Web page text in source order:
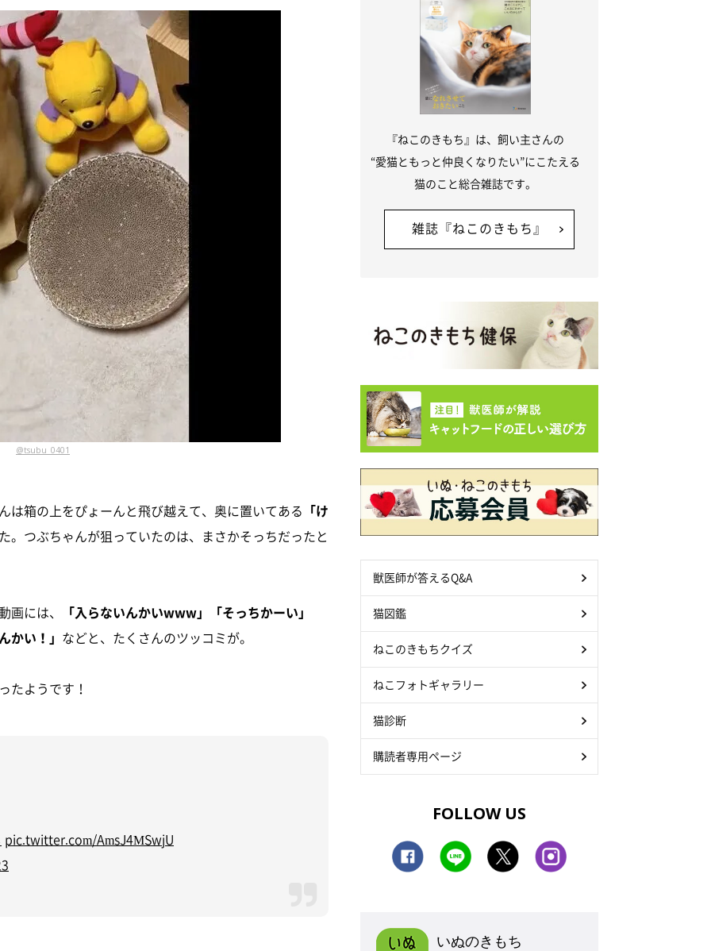
@tsubu_0401
箱の上をぴょーんと飛び越えて、奥に置いてある 「け
。つぶちゃんが狙っていたのは、まさかそっちだったと
画には、
「入らないんかいwww」「そっちかーい」
い！」 などと、たくさんのツッコミが。
たようです！
pic.twitter.com/AmsJ4MSwjU
『ねこのきもち』は、飼い主さんの
“愛猫ともっと仲良くなりたい”にこたえる
猫のこと総合雑誌です。
雑誌『ねこのきもち』
獣医師が答えるQ&A
猫図鑑
ねこのきもちクイズ
ねこフォトギャラリー
猫診断
購読者専用ページ
FOLLOW US
いぬのきもち